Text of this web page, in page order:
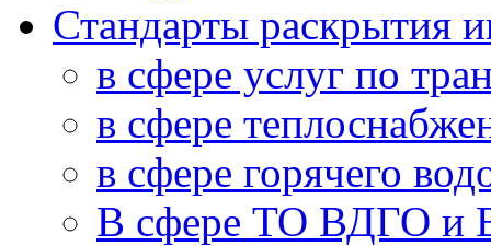
Стандарты раскрытия
в сфере услуг по
в сфере
в сфере горячего
В сфере ТО ВДГО и